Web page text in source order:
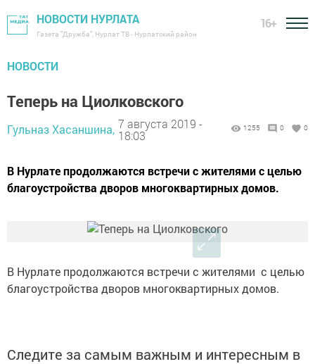
НОВОСТИ НУРЛАТА
Газета "Дружба", Нурлат ТВ - Нурлатский район
16+
НОВОСТИ
Теперь на Циолковского
Гульназ Хасаншина, 7 августа 2019 -
18:03
1255 0 0
В Нурлате продолжаются встречи с жителями с целью
благоустройства дворов многоквартирных домов.
В Нурлате продолжаются встречи с жителями с целью
благоустройства дворов многоквартирных домов.
Следите за самым важным и интересным в